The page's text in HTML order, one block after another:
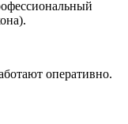
оперативно.